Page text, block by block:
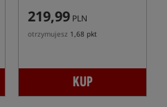
219,99 PLN
otrzymujesz 1,68 pkt
KUP